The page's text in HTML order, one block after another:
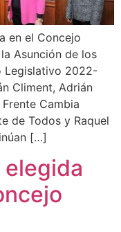
en el Concejo
Asunción de los
Legislativo 2022-
Climent, Adrián
Cambia
de Todos y Raquel
[…]